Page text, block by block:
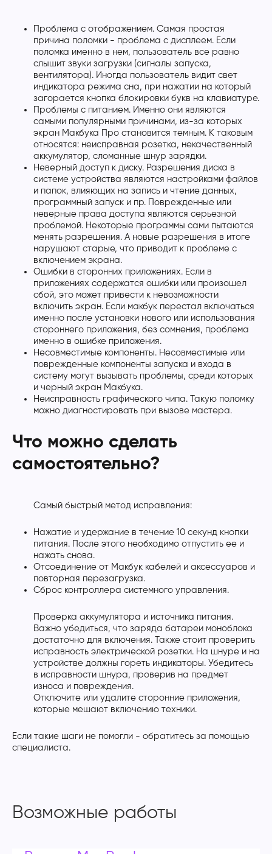
Проблема с отображением. Самая простая
причина поломки - проблема с дисплеем. Если
поломка именно в нем, пользователь все равно
слышит звуки загрузки (сигналы запуска,
вентилятора). Иногда пользователь видит свет
индикатора режима сна, при нажатии на который
загорается кнопка блокировки букв на клавиатуре.
Проблемы с питанием. Именно они являются
самыми популярными причинами, из-за которых
экран Макбука Про становится темным. К таковым
относятся: неисправная розетка, некачественный
аккумулятор, сломанные шнур зарядки.
Неверный доступ к диску. Разрешения диска в
системе устройства являются настройками файлов
и папок, влияющих на запись и чтение данных,
программный запуск и пр. Поврежденные или
неверные права доступа являются серьезной
проблемой. Некоторые программы сами пытаются
менять разрешения. А новые разрешения в итоге
нарушают старые, что приводит к проблеме с
включением экрана.
Ошибки в сторонних приложениях. Если в
приложениях содержатся ошибки или произошел
сбой, это может привести к невозможности
включить экран. Если макбук перестал включаться
именно после установки нового или использования
стороннего приложения, без сомнения, проблема
именно в ошибке приложения.
Несовместимые компоненты. Несовместимые или
поврежденные компоненты запуска и входа в
систему могут вызывать проблемы, среди которых
и черный экран Макбука.
Неисправность графического чипа. Такую поломку
можно диагностировать при вызове мастера.
Что можно сделать
самостоятельно?
Самый быстрый метод исправления:
Нажатие и удержание в течение 10 секунд кнопки
питания. После этого необходимо отпустить ее и
нажать снова.
Отсоединение от Макбук кабелей и аксессуаров и
повторная перезагрузка.
Сброс контроллера системного управления.
Проверка аккумулятора и источника питания.
Важно убедиться, что заряда батареи моноблока
достаточно для включения. Также стоит проверить
исправность электрической розетки. На шнуре и на
устройстве должны гореть индикаторы. Убедитесь
в исправности шнура, проверив на предмет
износа и повреждения.
Отключите или удалите сторонние приложения,
которые мешают включению техники.
Если такие шаги не помогли - обратитесь за помощью
специалиста.
Возможные работы